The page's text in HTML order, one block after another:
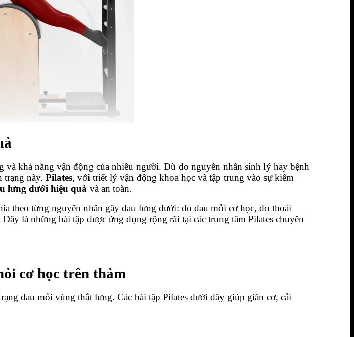
khả năng vận động của nhiều người. Dù do nguyên nhân sinh lý hay bệnh
trạng này. Pilates, với triết lý vận động khoa học và tập trung vào sự kiểm
lưng dưới hiệu quả và an toàn.
theo từng nguyên nhân gây đau lưng dưới: do đau mỏi cơ học, do thoái
Đây là những bài tập được ứng dụng rộng rãi tại các trung tâm Pilates chuyên
cơ học trên thảm
đau mỏi vùng thắt lưng. Các bài tập Pilates dưới đây giúp giãn cơ, cải